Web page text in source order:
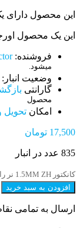
این محصول دارای
این یک محصول
فروشنده:
میشود.
وضعیت انبار:
گارانتی
محصول
امکان تحویل
17,500 تومان
835 عدد در انبار
کانکتور 1.5MM ZH نر رایت 7 پین عدد
افزودن به سبد خرید
ارسال به تمامی